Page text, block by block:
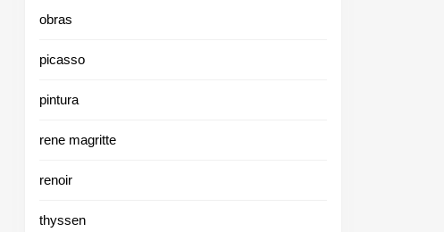
obras
picasso
pintura
rene magritte
renoir
thyssen